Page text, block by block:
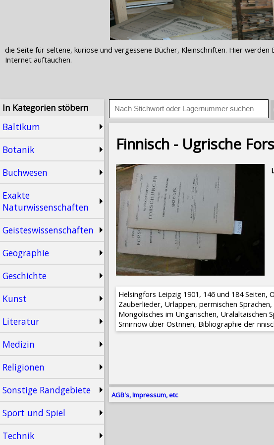
die Seite für seltene, kuriose und vergessene Bücher, Kleinschriften. Hier
Internet auftauchen.
In Kategorien stöbern
Baltikum
Botanik
Buchwesen
Exakte
Naturwissenschaften
Geisteswissenschaften
Geographie
Geschichte
Kunst
Literatur
Medizin
Religionen
Sonstige Randgebiete
Sport und Spiel
Technik
Finnisch - Ugrische
Helsingfors Leipzig 1901, 146 und 184 Seiten,
Zauberlieder, Urlappen, permischen
Mongolisches im Ungarischen, Uralaltaischen
Smirnow über Ostfinnen, Bibliographie der
AGB's, Impressum, etc